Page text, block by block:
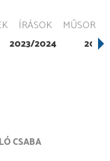
ÍRÁSOK MŰSOR
2023/2024
CSABA